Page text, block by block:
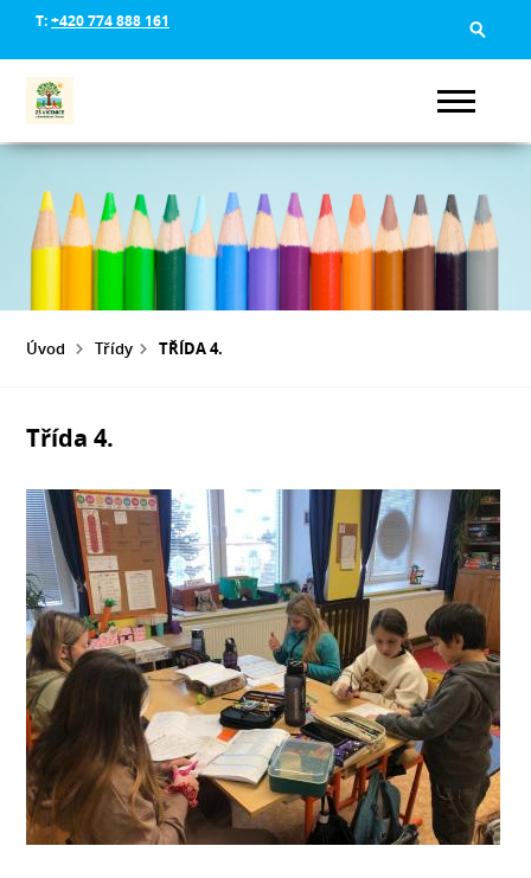
T:+420 774 888 161
Úvod Třídy TŘÍDA 4.
Třída 4.